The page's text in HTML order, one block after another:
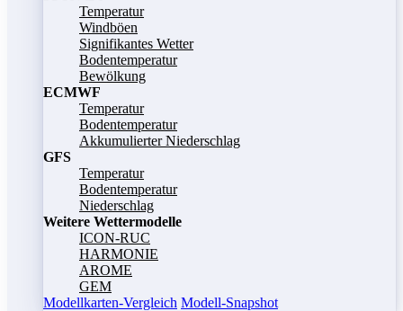
Temperatur
Windböen
Signifikantes Wetter
Bodentemperatur
Bewölkung
ECMWF
Temperatur
Bodentemperatur
Akkumulierter Niederschlag
GFS
Temperatur
Bodentemperatur
Niederschlag
Weitere Wettermodelle
ICON-RUC
HARMONIE
AROME
GEM
Modellkarten-Vergleich Modell-Snapshot